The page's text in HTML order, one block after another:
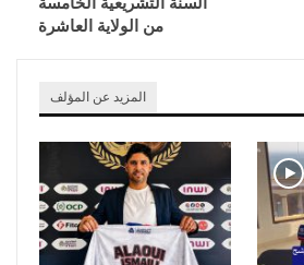
من الولاية العاشرة
المزيد عن المؤلف